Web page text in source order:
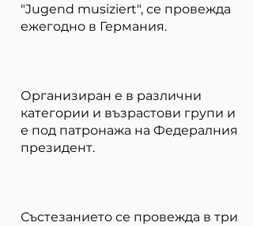
"Jugend musiziert", се провежда
ежегодно в Германия.
Организиран е в различни
категории и възрастови групи и
е под патронажа на Федералния
президент.
Състезанието се провежда в три